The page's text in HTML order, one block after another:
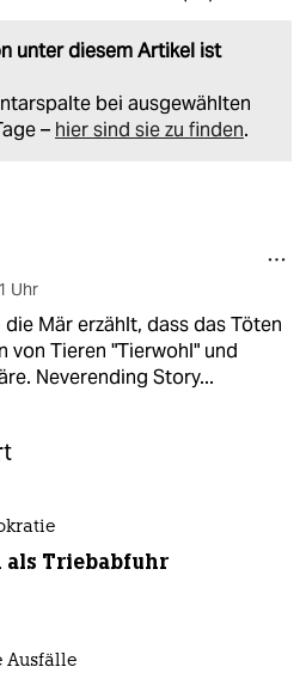
unter diesem Artikel ist
bei ausgewählten
– hier sind sie zu finden.
Uhr
Mär erzählt, dass das Töten
von Tieren "Tierwohl" und
Neverending Story...
als Triebabfuhr
Ausfälle